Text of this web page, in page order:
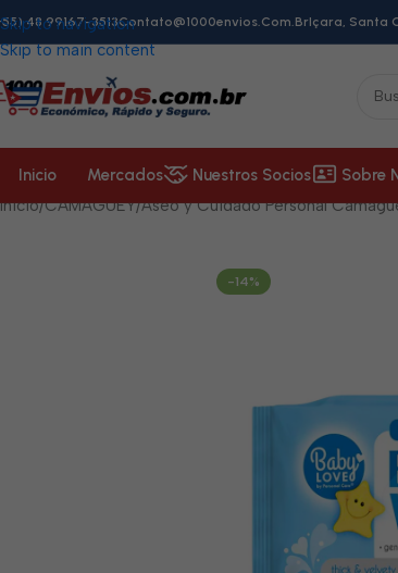
Skip to navigation
Skip to main content
48 99167-3513Contato@1000envios.com.brIçara, Santa
Inicio Mercados Nuestros Socios Sobre
Inicio/CAMAGÜEY/Aseo y Cuidado Personal
-14%